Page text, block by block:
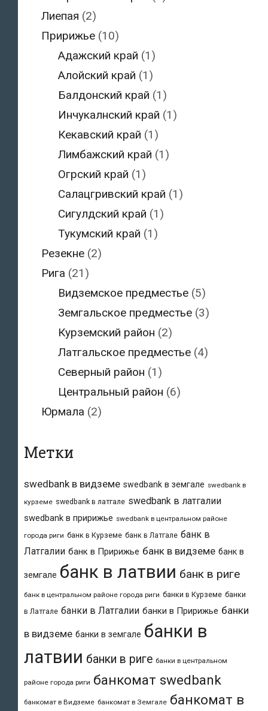
Лиепая (2)
Пририжье(10)
Адажский край (1)
Алойский край (1)
Балдонский край (1)
Инчукалнский край (1)
Кекавский край (1)
Лимбажский край (1)
Огрский край (1)
Салацгривский край (1)
Сигулдский край (1)
Тукумский край (1)
Резекне(2)
Рига (21)
Видземское предместье (5)
Земгальское предместье (3)
Курземский район (2)
Латгальское предместье (4)
Северный район (1)
Центральный район (6)
Юрмала (2)
Метки
swedbank в видземе swedbank в земгале swedbank в
курземе swedbank в латгале swedbank в латгалии
swedbank в пририжье swedbank в центральном районе
города риги банк в Курземе банк в Латгале банк в
Латгалии банк в Пририжье банк в видземе банк в
земгале банк в латвии банк в риге
банк в центральном районе города риги банки в Курземе банки
в Латгале банки в Латгалии банки в Пририжье банки
в видземе банки в земгале банки в
латвии банки в риге банки в центральном
районе города риги банкомат swedbank
банкомат в Видземе банкомат в Земгале банкомат в